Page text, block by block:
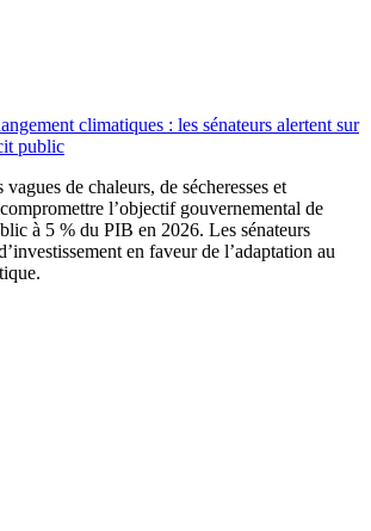
climatiques : les sénateurs alertent sur
public
de chaleurs, de sécheresses et
l’objectif gouvernemental de
à 5 % du PIB en 2026. Les sénateurs
en faveur de l’adaptation au